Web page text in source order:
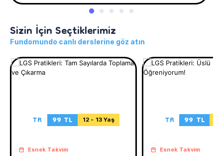
Sizin İçin Seçtiklerimiz
Fundomundo canlı derslerine göz atın
TR 99 TL 12 - 13 Yaş
Esnek Takvim
TR 99 TL
Esnek Takvim